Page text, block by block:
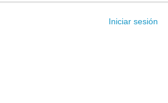
Iniciar sesión